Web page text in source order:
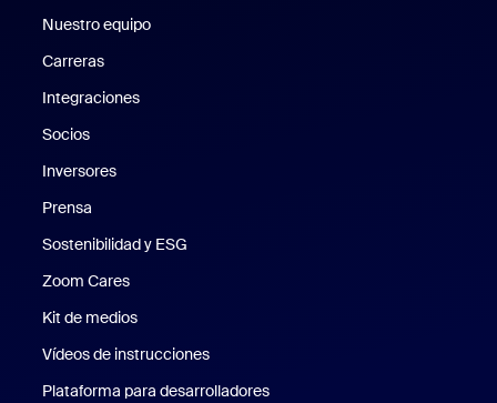
Nuestro equipo
Carreras
Integraciones
Socios
Inversores
Prensa
Sostenibilidad y ESG
Zoom Cares
Kit de medios
Vídeos de instrucciones
Plataforma para desarrolladores